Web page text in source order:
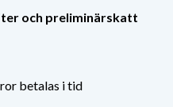
och preliminärskatt
betalas i tid